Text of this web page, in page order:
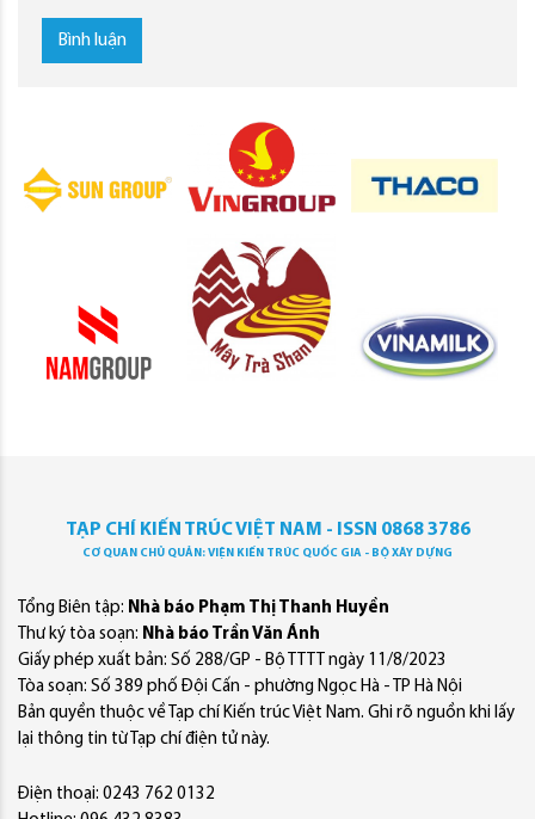
Bình luận
TẠP CHÍ KIẾN TRÚC VIỆT NAM - ISSN 0868 3786
CƠ QUAN CHỦ QUẢN: VIỆN KIẾN TRÚC QUỐC GIA - BỘ XÂY DỰNG
Tổng Biên tập: Nhà báo Phạm Thị Thanh Huyền
Thư ký tòa soạn: Nhà báo Trần Văn Ánh
Giấy phép xuất bản: Số 288/GP - Bộ TTTT ngày 11/8/2023
Tòa soạn: Số 389 phố Đội Cấn - phường Ngọc Hà - TP Hà Nội
Bản quyền thuộc về Tạp chí Kiến trúc Việt Nam. Ghi rõ nguồn khi lấy
lại thông tin từ Tạp chí điện tử này.
Điện thoại: 0243 762 0132